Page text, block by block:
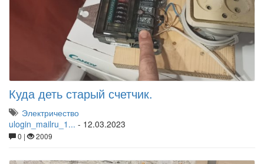
Куда деть старый счетчик.
Электричество
ulogin_mailru_1... - 12.03.2023
0 | 2009